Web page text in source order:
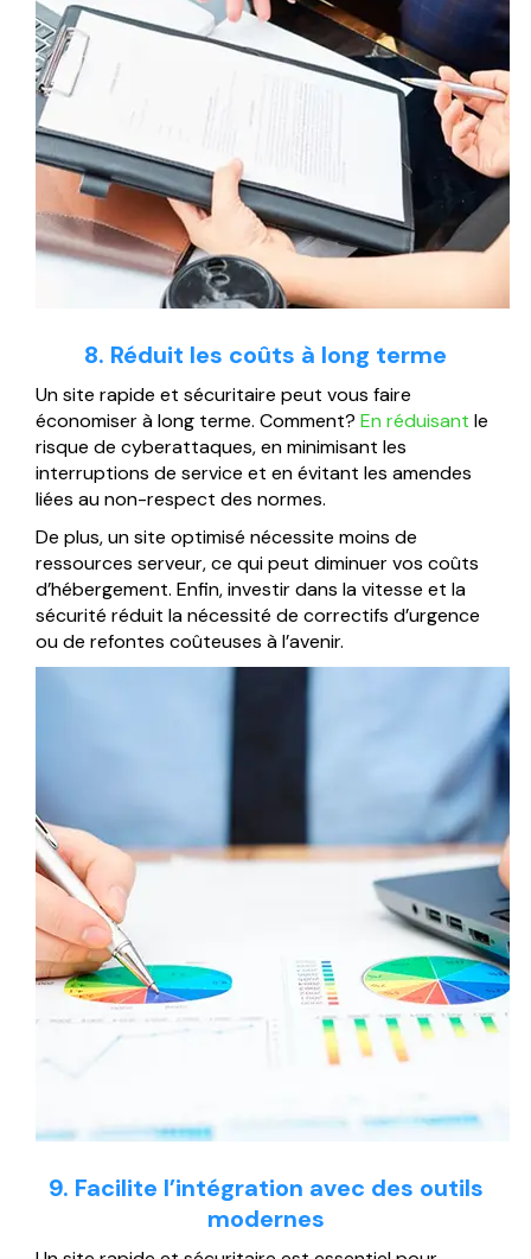
8. Réduit les coûts à long terme
Un site rapide et sécuritaire peut vous faire
économiser à long terme. Comment? En réduisant le
risque de cyberattaques, en minimisant les
interruptions de service et en évitant les amendes
liées au non-respect des normes.
De plus, un site optimisé nécessite moins de
ressources serveur, ce qui peut diminuer vos coûts
d’hébergement. Enfin, investir dans la vitesse et la
sécurité réduit la nécessité de correctifs d’urgence
ou de refontes coûteuses à l’avenir.
9. Facilite l’intégration avec des outils
modernes